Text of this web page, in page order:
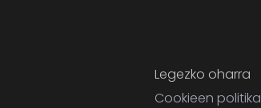
Legezko oharra
Cookieen politika